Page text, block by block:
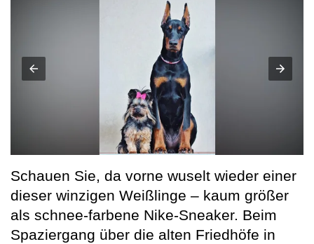
Schauen Sie, da vorne wuselt wieder einer
dieser winzigen Weißlinge – kaum größer
als schnee-farbene Nike-Sneaker. Beim
Spaziergang über die alten Friedhöfe in